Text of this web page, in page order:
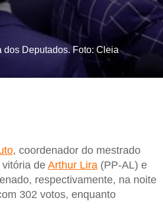
dos Deputados. Foto: Cleia
, coordenador do mestrado
de Arthur Lira(PP-AL) e
respectivamente, na noite
302 votos, enquanto